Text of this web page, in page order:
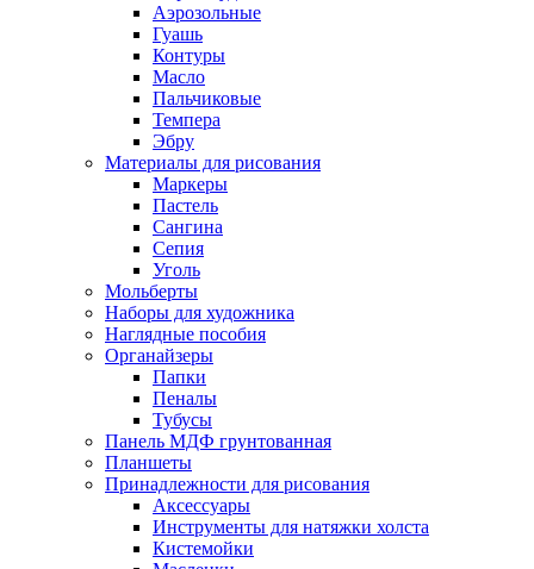
Аэрозольные
Гуашь
Контуры
Масло
Пальчиковые
Темпера
Эбру
Материалы для рисования
Маркеры
Пастель
Сангина
Сепия
Уголь
Мольберты
Наборы для художника
Наглядные пособия
Органайзеры
Папки
Пеналы
Тубусы
Панель МДФ грунтованная
Планшеты
Принадлежности для рисования
Аксессуары
Инструменты для натяжки холста
Кистемойки